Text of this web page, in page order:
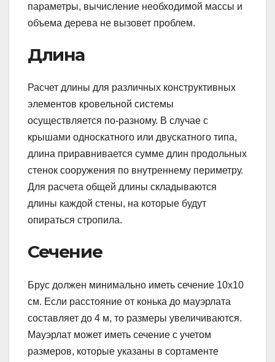
параметры, вычисление необходимой массы и
объема дерева не вызовет проблем.
Длина
Расчет длины для различных конструктивных
элементов кровельной системы
осуществляется по-разному. В случае с
крышами односкатного или двускатного типа,
длина приравнивается сумме длин продольных
стенок сооружения по внутреннему периметру.
Для расчета общей длины складываются
длины каждой стены, на которые будут
опираться стропила.
Сечение
Брус должен минимально иметь сечение 10х10
см. Если расстояние от конька до мауэрлата
составляет до 4 м, то размеры увеличиваются.
Мауэрлат может иметь сечение с учетом
размеров, которые указаны в сортаменте